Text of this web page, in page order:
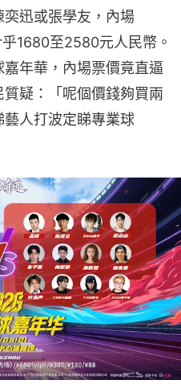
迅或張學友，內場
1680至2580元人民幣。
年華，內場票價竟直逼
疑：「呢個價錢夠買兩
人打波定睇專業球